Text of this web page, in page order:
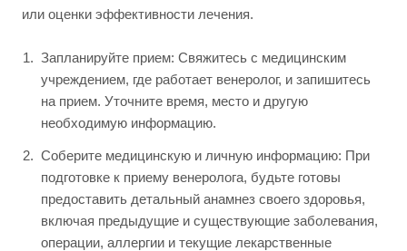
или оценки эффективности лечения.
Запланируйте прием: Свяжитесь с медицинским
учреждением, где работает венеролог, и запишитесь
на прием. Уточните время, место и другую
необходимую информацию.
Соберите медицинскую и личную информацию: При
подготовке к приему венеролога, будьте готовы
предоставить детальный анамнез своего здоровья,
включая предыдущие и существующие заболевания,
операции, аллергии и текущие лекарственные